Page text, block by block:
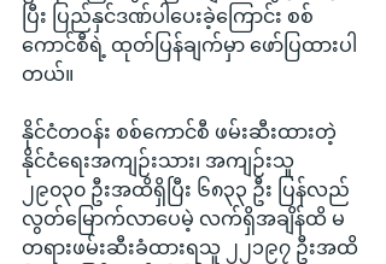
ပြီး ပြည်နှင်ဒဏ်ပါပေးခဲ့ကြောင်း စစ်
ကောင်စီရဲ့ ထုတ်ပြန်ချက်မှာ ဖော်ပြထားပါ
တယ်။
နိုင်ငံတဝန်း စစ်ကောင်စီ ဖမ်းဆီးထားတဲ့
နိုင်ငံရေးအကျဉ်းသား၊ အကျဉ်းသူ
၂၉၀၃၀ ဦးအထိရှိပြီး ၆၈၃၃ ဦး ပြန်လည်
လွတ်မြောက်လာပေမဲ့ လက်ရှိအချိန်ထိ မ
တရားဖမ်းဆီးခံထားရသူ ၂၂၁၉၇ ဦးအထိ